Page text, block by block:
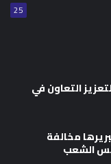
25
التعاون في
مخالفة
الشعب